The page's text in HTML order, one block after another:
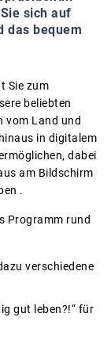
sich auf
das bequem
Sie zum
beliebten
vom Land und
in digitalem
dabei
am Bildschirm
.
Programm rund
verschiedene
gut leben?!“ für